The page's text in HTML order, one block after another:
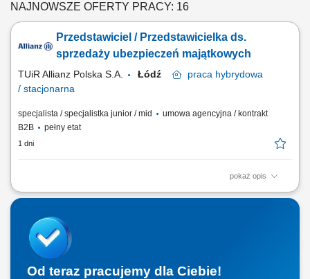
NAJNOWSZE OFERTY PRACY: 16
Przedstawiciel / Przedstawicielka ds.
sprzedaży ubezpieczeń majątkowych
TUiR Allianz Polska S.A. Łódź praca hybrydowa
/ stacjonarna
specjalista / specjalistka junior / mid
umowa agencyjna / kontrakt
B2B
pełny etat
1 dni
pokaż opis
Zakres obowiązków: Budowanie i rozwijanie relacji z klientami; Analiza
Prowadzenie spotkań online i stacjonarnych; Rozwijanie własnego
portfela klientów; Aktywne pozyskiwanie nowych kontaktów
biznesowych; Realizacja...
Od teraz pracujemy dla Ciebie!